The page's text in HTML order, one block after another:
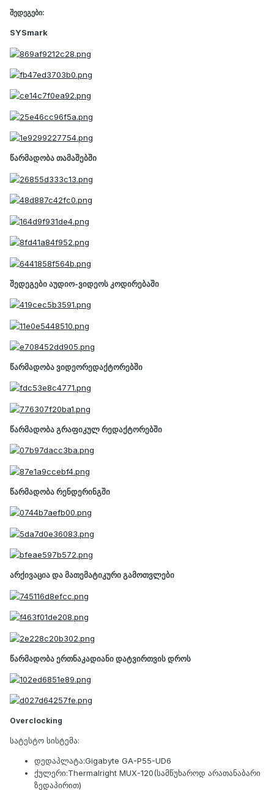
შედეგები:
SYSmark
წარმადობა თამაშებში
შედეგები აუდიო-ვიდეოს კოდირებაში
წარმადობა ვიდეორედაქტორებში
წარმადობა გრაფიკულ რედაქტორებში
წარმადობა რენდერინგში
არქივაცია და მათემატიკური გამოთვლები
წარმადობა ერთნაკადიანი დატვირთვის დროს
Overclocking
სატესტო სისტემა:
დედაპლატა:Gigabyte GA-P55-UD6
ქულერი:Thermalright MUX-120(სამწუხაროდ არათანაბარი
ზედაპირით)